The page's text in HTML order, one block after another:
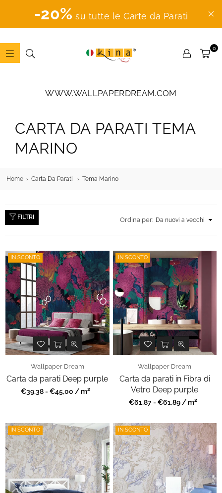
-20% su tutte le Carte da Parati
0
WWW.WALLPAPERDREAM.COM
CARTA DA PARATI TEMA
MARINO
Home Carta Da Parati Tema Marino
FILTRI Ordina per:
IN SCONTO
Wallpaper Dream
Carta da parati Deep purple
Prezzo
€39,38 - €45,00 / m2
IN SCONTO
Wallpaper Dream
Carta da parati in Fibra di
Vetro Deep purple
Prezzo
€61,87 - €61,89 / m2
IN SCONTO IN SCONTO